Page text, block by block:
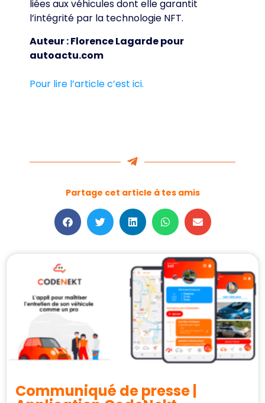
liées aux véhicules dont elle garantit
l’intégrité par la technologie NFT.
Auteur : Florence Lagarde pour
autoactu.com
Pour lire l’article c’est ici.
Partage cet article à tes amis
Communiqué de presse |